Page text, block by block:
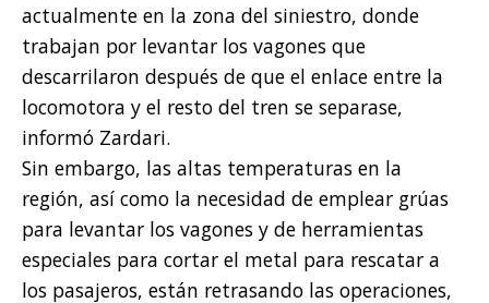
actualmente en la zona del siniestro, donde
trabajan por levantar los vagones que
descarrilaron después de que el enlace entre la
locomotora y el resto del tren se separase,
informó Zardari.
Sin embargo, las altas temperaturas en la
región, así como la necesidad de emplear grúas
para levantar los vagones y de herramientas
especiales para cortar el metal para rescatar a
los pasajeros, están retrasando las operaciones,